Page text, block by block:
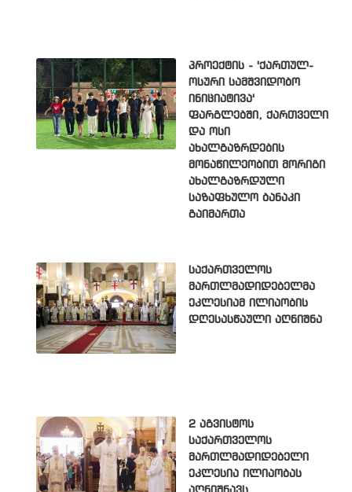
პროექტის - 'ქართულ-
ოსური სამშვიდობო
ინიციატივა'
ფარგლებში, ქართველი
და ოსი
ახალგაზრდების
მონაწილეობით მორიგი
ახალგაზრდული
საზაფხულო ბანაკი
გაიმართა
საქართველოს
მართლმადიდებელმა
ეკლესიამ ილიაობის
დღესასწაული აღნიშნა
2 აგვისტოს
საქართველოს
მართლმადიდებელი
ეკლესია ილიაობას